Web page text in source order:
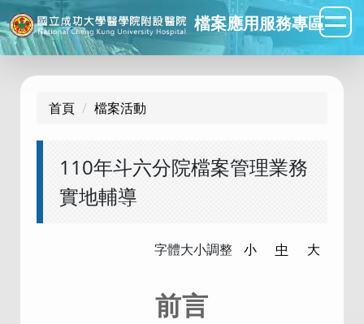
跳
到
主
檔案應用服務專區
首頁 檔案活動
110年斗六分院檔案管理業務
實地輔導
字體大小調整 小 中 大
前言